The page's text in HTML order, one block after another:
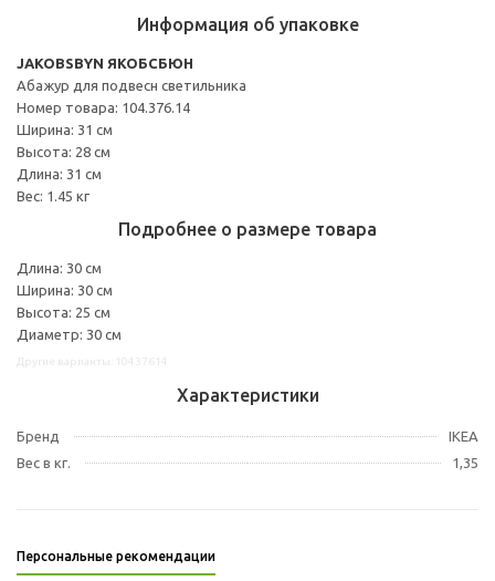
Информация об упаковке
JAKOBSBYN ЯКОБСБЮН
Абажур для подвесн светильника
Номер товара: 104.376.14
Ширина: 31 см
Высота: 28 см
Длина: 31 см
Вес: 1.45 кг
Подробнее о размере товара
Длина: 30 см
Ширина: 30 см
Высота: 25 см
Диаметр: 30 см
Характеристики
Бренд
IKEA
Вес в кг.
1,35
Персональные рекомендации